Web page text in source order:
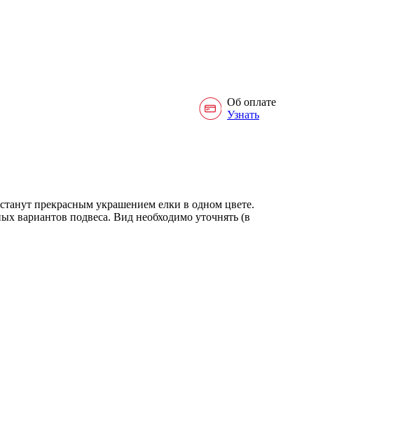
Об оплате
Узнать
прекрасным украшением елки в одном цвете.
вариантов подвеса. Вид необходимо уточнять (в